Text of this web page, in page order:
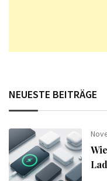
NEUESTE BEITRÄGE